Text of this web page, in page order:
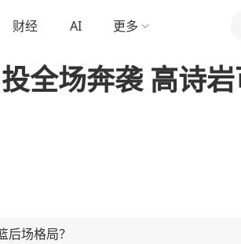
财经 AI 更多
全场奔袭 高诗
后场格局？